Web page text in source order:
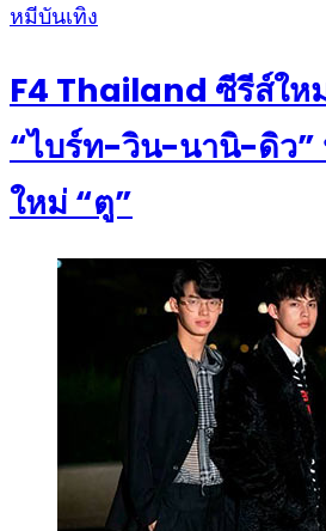
Posted
หมีบันเทิง
F4 Thailand ซีรีส์ให
“ไบร์ท-วิน-นานิ-ดิว”
ใหม่ “ตู”